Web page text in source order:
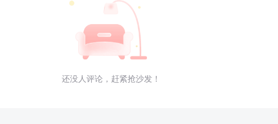
还没人评论，赶紧抢沙发！